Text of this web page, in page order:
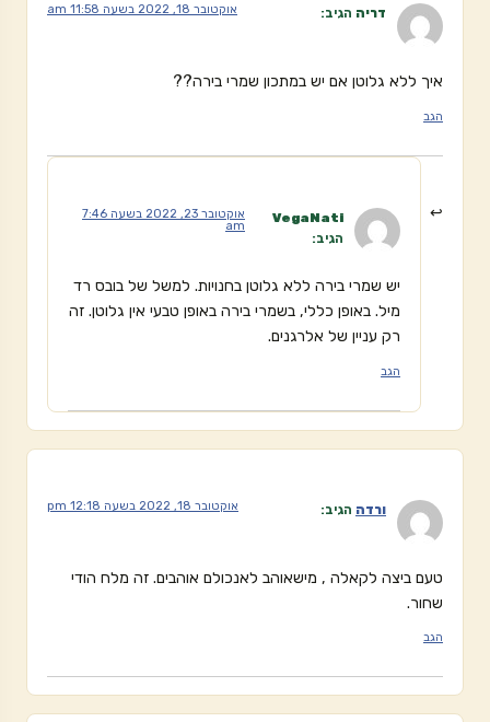
דריה הגיב: אוקטובר 18, 2022 בשעה 11:58 am
איך ללא גלוטן אם יש במתכון שמרי בירה??
הגב
VegaNati
הגיב:
אוקטובר 23, 2022 בשעה 7:46
am
יש שמרי בירה ללא גלוטן בחנויות. למשל של בובס רד
מיל. באופן כללי, בשמרי בירה באופן טבעי אין גלוטן. זה
רק עניין של אלרגנים.
הגב
ורדה הגיב: אוקטובר 18, 2022 בשעה 12:18 pm
טעם ביצה לקאלה , מישאוהב לאנכולם אוהבים. זה מלח הודי
שחור.
הגב